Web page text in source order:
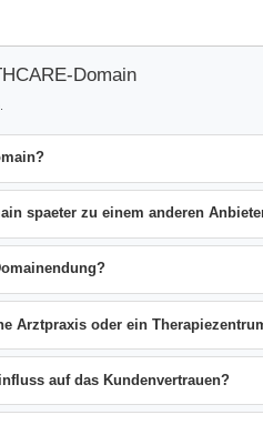
Domain
spaeter zu einem anderen
Arztpraxis oder ein
auf das Kundenvertrauen?